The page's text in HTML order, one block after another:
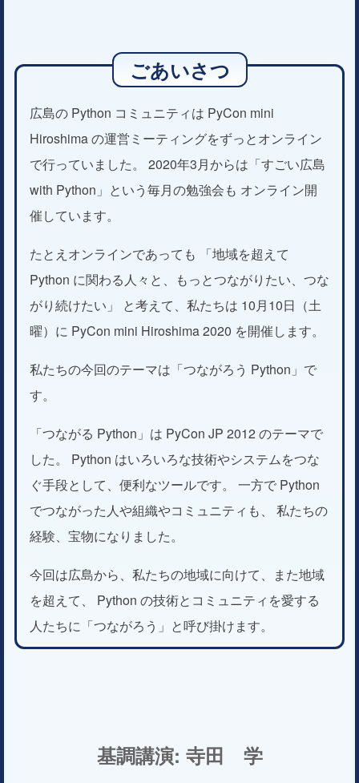
ごあいさつ
広島の Python コミュニティは PyCon mini
Hiroshima の運営ミーティングをずっとオンライン
で行っていました。 2020年3月からは「すごい広島
with Python」という毎月の勉強会も オンライン開
催しています。
たとえオンラインであっても 「地域を超えて
Python に関わる人々と、もっとつながりたい、つな
がり続けたい」 と考えて、私たちは 10月10日（土
曜）に PyCon mini Hiroshima 2020 を開催します。
私たちの今回のテーマは「つながろう Python」で
す。
「つながる Python」は PyCon JP 2012 のテーマで
した。 Python はいろいろな技術やシステムをつな
ぐ手段として、便利なツールです。 一方で Python
でつながった人や組織やコミュニティも、 私たちの
経験、宝物になりました。
今回は広島から、私たちの地域に向けて、また地域
を超えて、 Python の技術とコミュニティを愛する
人たちに「つながろう」と呼び掛けます。
基調講演: 寺田 学